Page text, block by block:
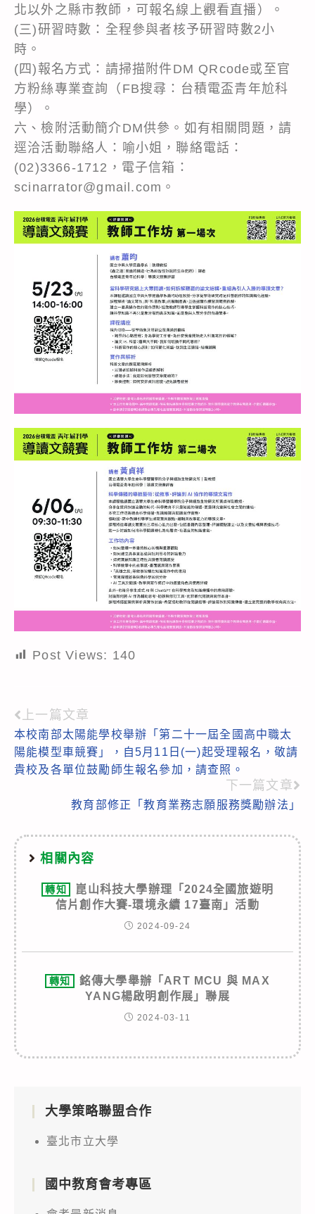
北以外之縣市教師，可報名線上觀看直播）。
(三)研習時數：全程參與者核予研習時數2小
時。
(四)報名方式：請掃描附件DM QRcode或至官
方粉絲專業查詢（FB搜尋：台積電盃青年尬科
學）。
六、檢附活動簡介DM供參。如有相關問題，請
逕洽活動聯絡人：喻小姐，聯絡電話：
(02)3366-1712，電子信箱：
scinarrator@gmail.com。
Post Views: 140
Read
more
articles
上一篇文章
本校南部太陽能學校舉辦「第二十一屆全國高中職太
陽能模型車競賽」，自5月11日(一)起受理報名，敬請
貴校及各單位鼓勵師生報名參加，請查照。
下一篇文章
教育部修正「教育業務志願服務獎勵辦法」
相關內容
轉知
崑山科技大學辦理「2024全國旅遊明
信片創作大賽-環境永續 17臺南」活動
2024-09-24
轉知
銘傳大學舉辦「ART MCU 與 MAX
YANG楊啟明創作展」聯展
2024-03-11
大學策略聯盟合作
臺北市立大學
國中教育會考專區